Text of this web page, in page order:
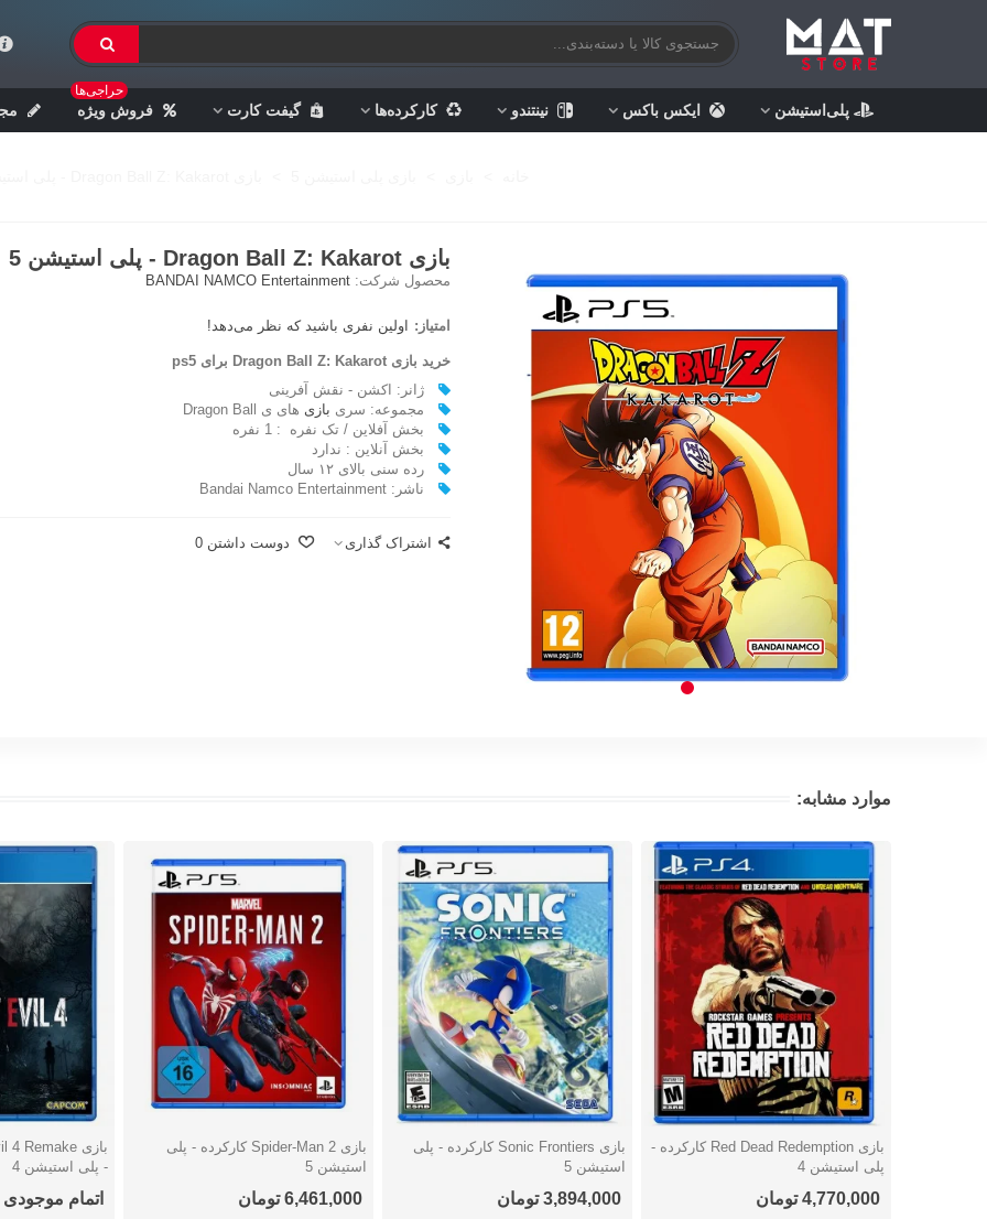
پلی‌استیشن ایکس باکس نینتندو کارکرده‌ها گیفت کارت فروش ویژه
حراجی‌ها
بازی Dragon Ball Z: Kakarot - پلی استیشن 5
محصول شرکت: BANDAI NAMCO Entertainment
امتیاز: اولین نفری باشید که نظر می‌دهد!
خرید بازی Dragon Ball Z: Kakarot برای ps5
ژانر: اکشن - نقش آفرینی
مجموعه: سری بازی های ی Dragon Ball
بخش آفلاین / تک نفره : 1 نفره
بخش آنلاین : ندارد
رده سنی بالای ۱۲ سال
ناشر: Bandai Namco Entertainment
اشتراک گذاری دوست داشتن 0
موارد مشابه:
دوست داشتن
بازی Red Dead Redemption کارکرده -
پلی استیشن 4
4,770,000 تومان
دوست داشتن بازی Sonic Frontiers کارکرده - پلی
استیشن 5
3,894,000 تومان
دوست داشتنبازی Spider-Man 2 کارکرده - پلی
استیشن 5
6,461,000 تومان
دوست
- پلی استیشن 4
اتمام موجودی